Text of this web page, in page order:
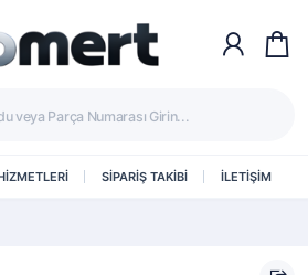
SİPARİŞ TAKİBİ İLETİŞİM